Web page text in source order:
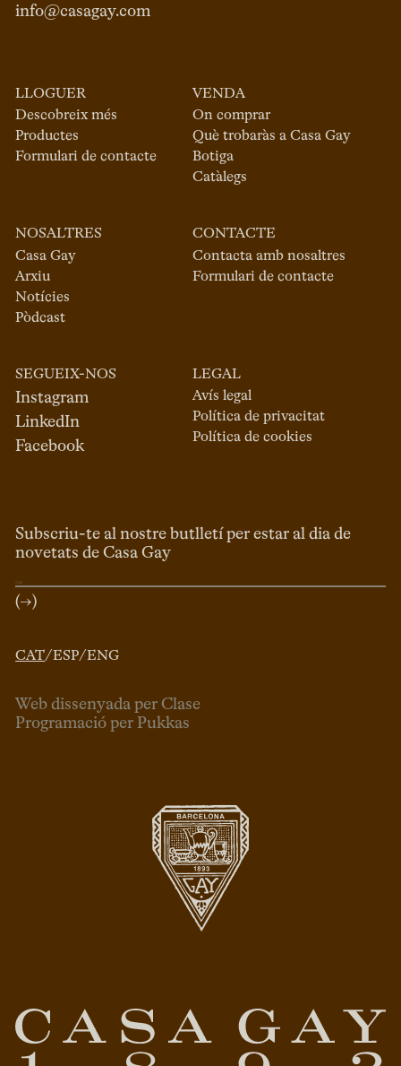
CAT ESP ENG
info@casagay.com
LLOGUER
Descobreix més
Productes
Formulari de contacte
VENDA
On comprar
Què trobaràs a Casa Gay
Botiga
Catàlegs
NOSALTRES
Casa Gay
Arxiu
Notícies
Pòdcast
CONTACTE
Contacta amb nosaltres
Formulari de contacte
SEGUEIX-NOS
Instagram
LinkedIn
Facebook
LEGAL
Avís legal
Política de privacitat
Política de cookies
CAT/ESP/ENG
Subscriu-te al nostre butlletí per estar al dia de
novetats de Casa Gay
(→)
Web dissenyada per Clase
Programació per Pukkas